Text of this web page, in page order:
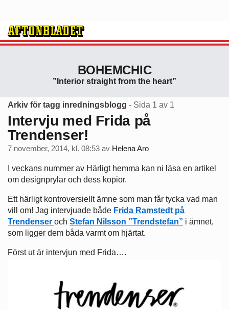
BOHEMCHIC
”Interior straight from the heart”
Arkiv för tagg inredningsblogg - Sida 1 av 1
Intervju med Frida på
Trendenser!
7 november, 2014, kl. 08:53 av Helena Aro
I veckans nummer av Härligt hemma kan ni läsa en artikel
om designprylar och dess kopior.
Ett härligt kontroversiellt ämne som man får tycka vad man
vill om! Jag intervjuade både Frida Ramstedt på
Trendenser och Stefan Nilsson ”Trendstefan” i ämnet,
som ligger dem båda varmt om hjärtat.
Först ut är intervjun med Frida….